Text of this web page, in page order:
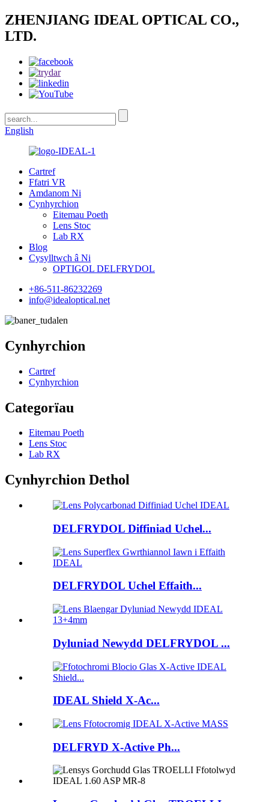
ZHENJIANG IDEAL OPTICAL CO.,
LTD.
English
Cartref
Ffatri VR
Amdanom Ni
Cynhyrchion
Eitemau Poeth
Lens Stoc
Lab RX
Blog
Cysylltwch â Ni
OPTIGOL DELFRYDOL
+86-511-86232269
info@idealoptical.net
Cynhyrchion
Cartref
Cynhyrchion
Categorïau
Eitemau Poeth
Lens Stoc
Lab RX
Cynhyrchion Dethol
DELFRYDOL Diffiniad Uchel...
DELFRYDOL Uchel Effaith...
Dyluniad Newydd DELFRYDOL ...
IDEAL Shield X-Ac...
DELFRYD X-Active Ph...